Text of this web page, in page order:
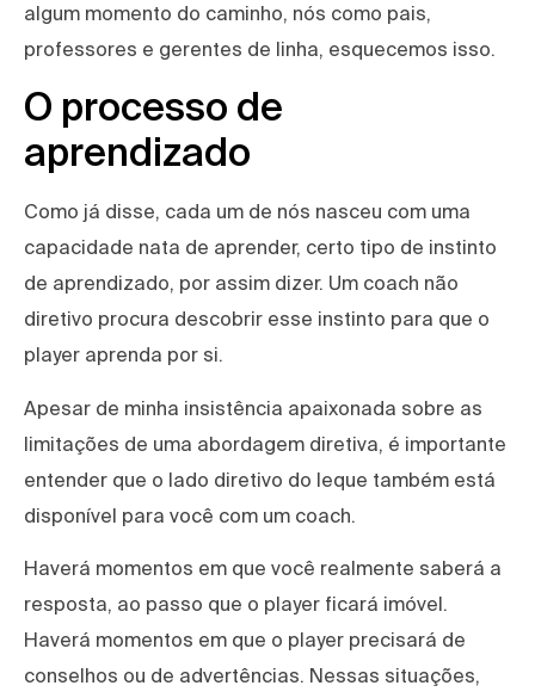
algum momento do caminho, nós como pais,
professores e gerentes de linha, esquecemos isso.
O processo de
aprendizado
Como já disse, cada um de nós nasceu com uma
capacidade nata de aprender, certo tipo de instinto
de aprendizado, por assim dizer. Um coach não
diretivo procura descobrir esse instinto para que o
player aprenda por si.
Apesar de minha insistência apaixonada sobre as
limitações de uma abordagem diretiva, é importante
entender que o lado diretivo do leque também está
disponível para você com um coach.
Haverá momentos em que você realmente saberá a
resposta, ao passo que o player ficará imóvel.
Haverá momentos em que o player precisará de
conselhos ou de advertências. Nessas situações,